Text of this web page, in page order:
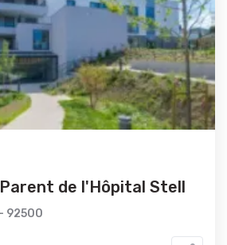
de l'Hôpital Stell
92500